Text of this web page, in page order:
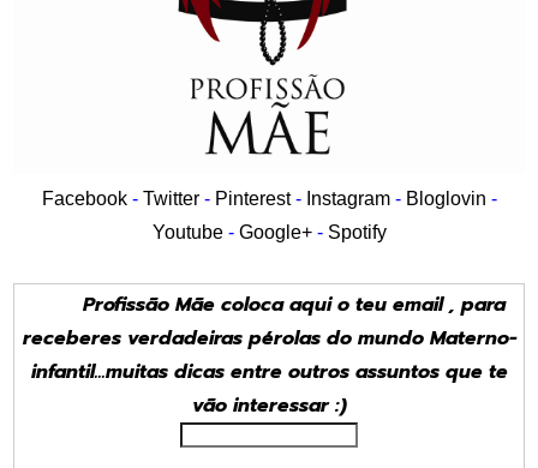
Facebook- Twitter- Pinterest- Instagram - Bloglovin -
Youtube- Google+- Spotify
Profissão Mãe coloca aqui o teu email , para
receberes verdadeiras pérolas do mundo Materno-
infantil...muitas dicas entre outros assuntos que te
vão interessar :)